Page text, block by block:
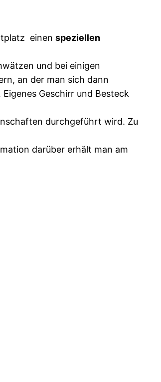
einen speziellen
und bei einigen
an der man sich dann
Geschirr und Besteck
durchgeführt wird. Zu
darüber erhält man am